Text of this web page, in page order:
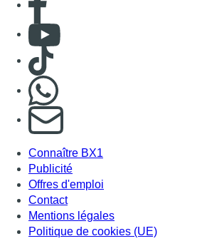
Contact
Mentions légales
Politique de cookies (UE)
Gérer les cookies